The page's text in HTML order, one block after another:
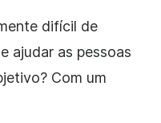
difícil de
ajudar as pessoas
Com um